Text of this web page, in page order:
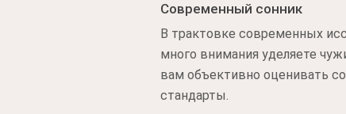
Современный сонник
В трактовке современных
много внимания уделяете
вам объективно оценивать
стандарты.